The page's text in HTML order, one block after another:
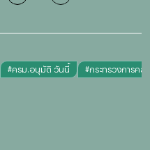
#ครม.อนุมัติ วันนี้ #กระทรวงการคลัง